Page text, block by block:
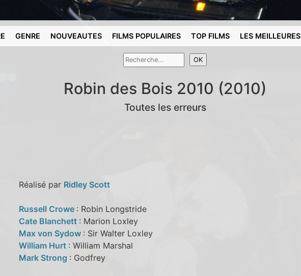
GENRE NOUVEAUTES FILMS POPULAIRES TOP FILMS LES MEILLEURES
Robin des Bois 2010 (2010)
Toutes les erreurs
Réalisé par Ridley Scott
Russell Crowe : Robin Longstride
Cate Blanchett : Marion Loxley
Max von Sydow : Sir Walter Loxley
William Hurt : William Marshal
Mark Strong : Godfrey